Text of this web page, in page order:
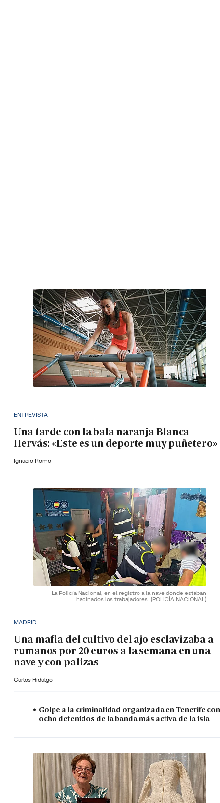
ENTREVISTA
Una tarde con la bala naranja Blanca
Hervás: «Este es un deporte muy puñetero»
Ignacio Romo
La Policía Nacional, en el registro a la nave donde estaban
hacinados los trabajadores. (POLICÍA NACIONAL)
MADRID
Una mafia del cultivo del ajo esclavizaba a
rumanos por 20 euros a la semana en una
nave y con palizas
Carlos Hidalgo
Golpe a la criminalidad organizada en Tenerife con
ocho detenidos de la banda más activa de la isla